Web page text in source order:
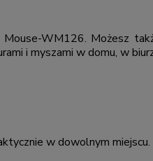
WM126. Możesz
i myszami w domu, w
w dowolnym miejscu.